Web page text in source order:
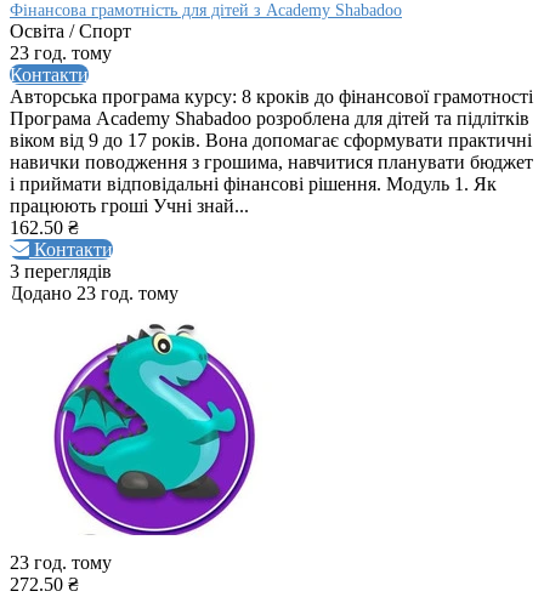
Фінансова грамотність для дітей з Academy Shabadoo
Освіта / Спорт
23 год. тому
Контакти
Авторська програма курсу: 8 кроків до фінансової грамотності
Програма Academy Shabadoo розроблена для дітей та підлітків
віком від 9 до 17 років. Вона допомагає сформувати практичні
навички поводження з грошима, навчитися планувати бюджет
і приймати відповідальні фінансові рішення. Модуль 1. Як
працюють гроші Учні знай...
162.50 ₴
Контакти
3 переглядів
Додано 23 год. тому
23 год. тому
272.50 ₴